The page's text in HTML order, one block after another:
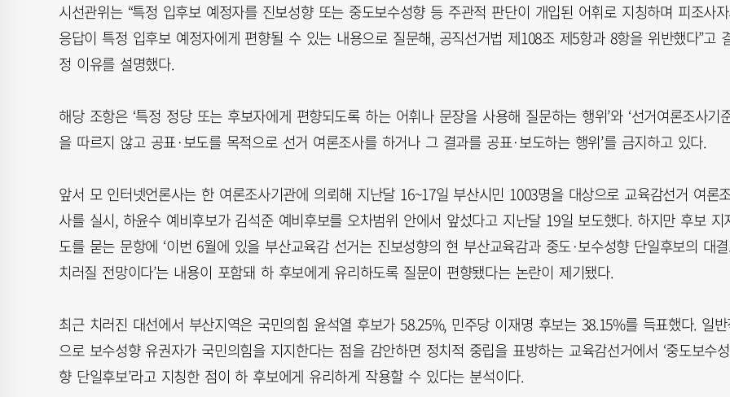
시선관위는 “특정 입후보 예정자를 진보성향 또는 중도보수성향 등 주관적 판단이 개입된 어휘로 지칭하며 피조사
응답이 특정 입후보 예정자에게 편향될 수 있는 내용으로 질문해, 공직선거법 제108조 제5항과 8항을 위반했다”고
정 이유를 설명했다.
해당 조항은 ‘특정 정당 또는 후보자에게 편향되도록 하는 어휘나 문장을 사용해 질문하는 행위’와 ‘선거여론조사기
을 따르지 않고 공표·보도를 목적으로 선거 여론조사를 하거나 그 결과를 공표·보도하는 행위’를 금지하고 있다.
앞서 모 인터넷언론사는 한 여론조사기관에 의뢰해 지난달 16~17일 부산시민 1003명을 대상으로 교육감선거 여론
사를 실시, 하윤수 예비후보가 김석준 예비후보를 오차범위 안에서 앞섰다고 지난달 19일 보도했다. 하지만 후보 지
도를 묻는 문항에 ‘이번 6월에 있을 부산교육감 선거는 진보성향의 현 부산교육감과 중도·보수성향 단일후보의 대
치러질 전망이다’는 내용이 포함돼 하 후보에게 유리하도록 질문이 편향됐다는 논란이 제기됐다.
최근 치러진 대선에서 부산지역은 국민의힘 윤석열 후보가 58.25%, 민주당 이재명 후보는 38.15%를 득표했다. 일반
으로 보수성향 유권자가 국민의힘을 지지한다는 점을 감안하면 정치적 중립을 표방하는 교육감선거에서 ‘중도보수성
향 단일후보’라고 지칭한 점이 하 후보에게 유리하게 작용할 수 있다는 분석이다.